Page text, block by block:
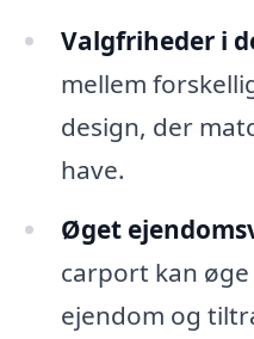
Valgfriheder i
mellem
design, der
have.
Øget
carport kan
ejendom og